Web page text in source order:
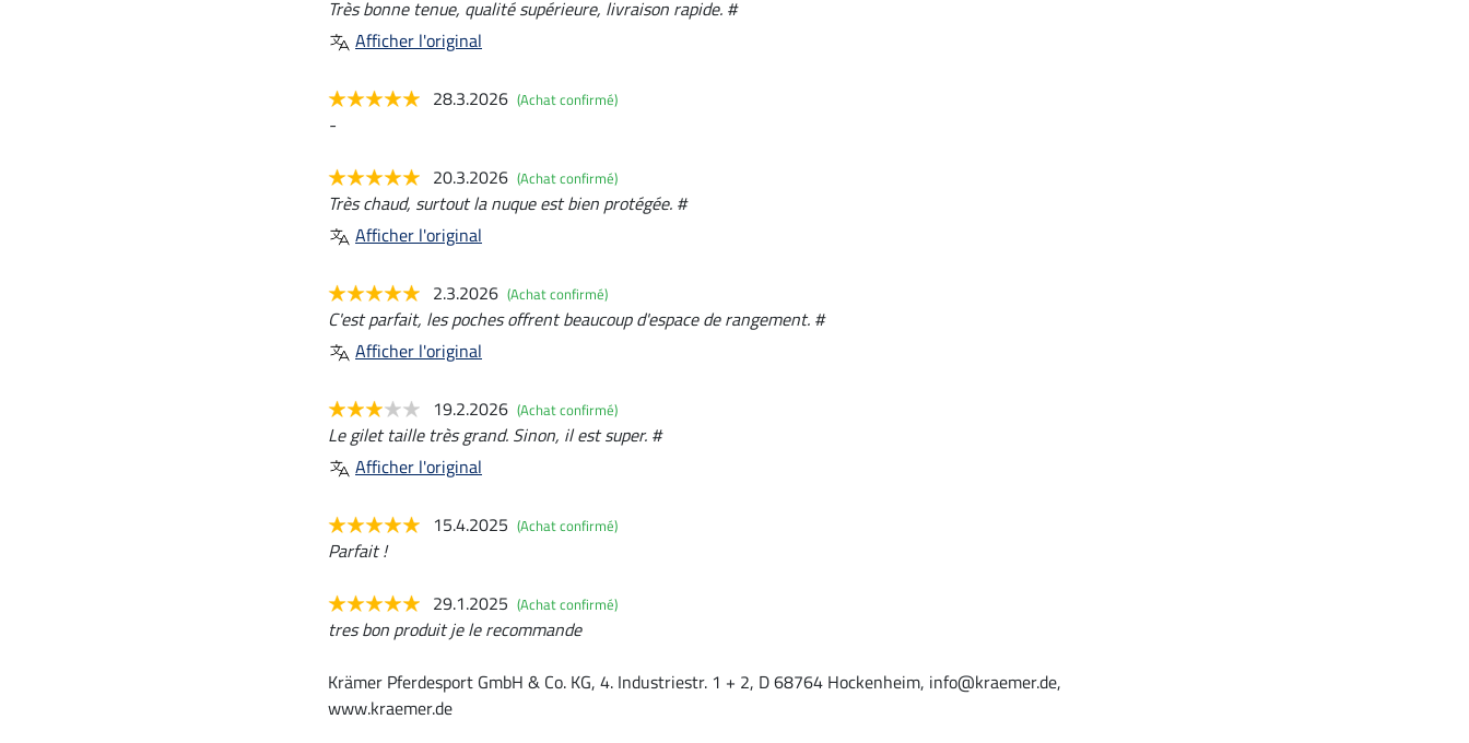
Très bonne tenue, qualité supérieure, livraison rapide. #
Afficher l'original
28.3.2026 (Achat confirmé)
-
20.3.2026 (Achat confirmé)
Très chaud, surtout la nuque est bien protégée. #
Afficher l'original
2.3.2026 (Achat confirmé)
C'est parfait, les poches offrent beaucoup d'espace de rangement. #
Afficher l'original
19.2.2026 (Achat confirmé)
Le gilet taille très grand. Sinon, il est super. #
Afficher l'original
15.4.2025 (Achat confirmé)
Parfait !
29.1.2025 (Achat confirmé)
tres bon produit je le recommande
Krämer Pferdesport GmbH & Co. KG, 4. Industriestr. 1 + 2, D 68764 Hockenheim, info@kraemer.de,
www.kraemer.de